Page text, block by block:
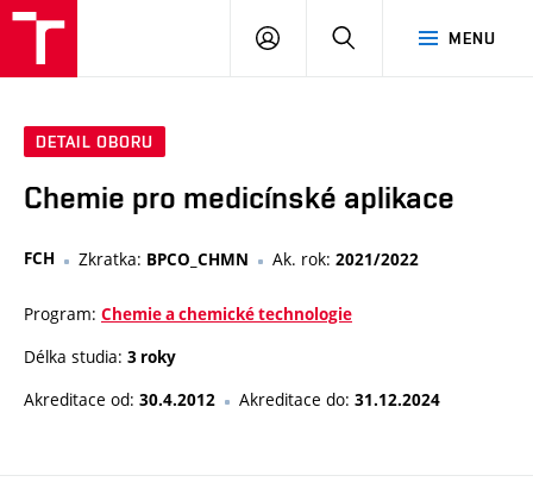
MENU
PŘIHLÁSIT
DETAIL OBORU
Chemie pro medicínské aplikace
FCH Zkratka: BPCO_CHMN Ak. rok: 2021/2022
Program: Chemie a chemické technologie
Délka studia: 3 roky
Akreditace od: 30.4.2012 Akreditace do: 31.12.2024